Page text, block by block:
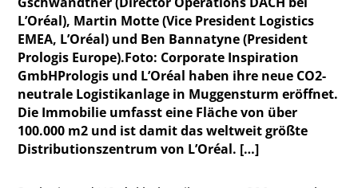
L’Oréal), Martin Motte (Vice President Logistics
EMEA, L’Oréal) und Ben Bannatyne (President
Prologis Europe).Foto: Corporate Inspiration
GmbHPrologis und L’Oréal haben ihre neue CO2-
neutrale Logistikanlage in Muggensturm eröffnet.
Die Immobilie umfasst eine Fläche von über
100.000 m2 und ist damit das weltweit größte
Distributionszentrum von L’Oréal. […]